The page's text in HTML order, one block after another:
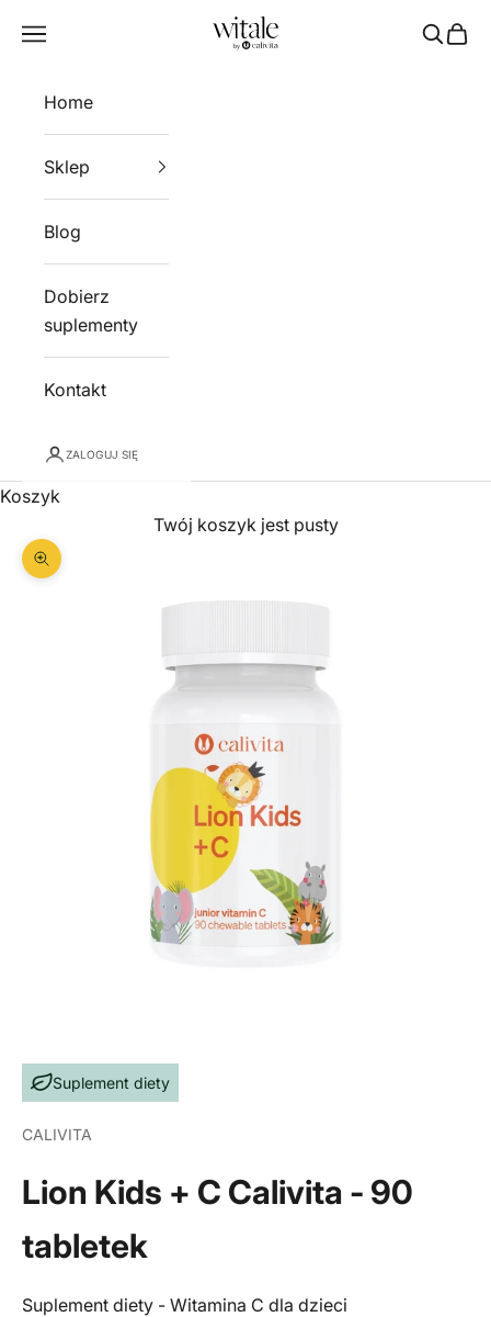
Witale
Menu Szukaj
Home
Sklep
Blog
Dobierz
suplementy
Kontakt
ZALOGUJ SIĘ
Koszyk
Twój koszyk jest pusty
Przybliż
Suplement diety
CALIVITA
Lion Kids + C Calivita - 90
tabletek
Suplement diety - Witamina C dla dzieci